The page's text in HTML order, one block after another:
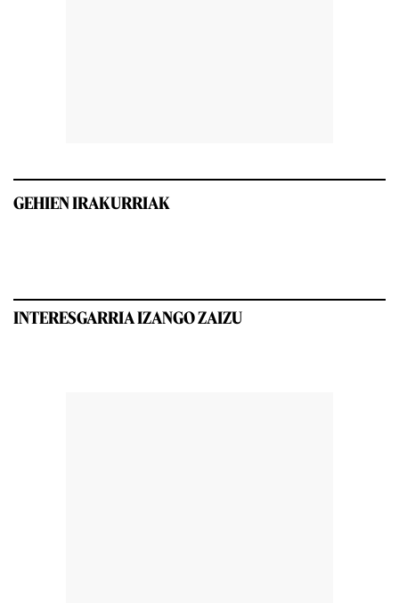
GEHIEN IRAKURRIAK
INTERESGARRIA IZANGO ZAIZU